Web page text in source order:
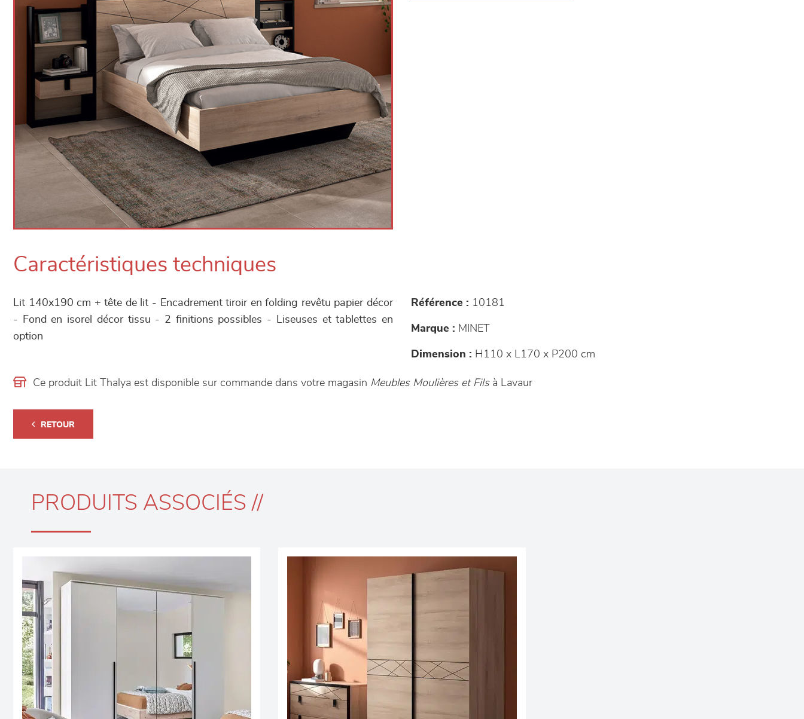
Caractéristiques techniques
Lit 140x190 cm + tête de lit - Encadrement tiroir en folding revêtu papier décor
- Fond en isorel décor tissu - 2 finitions possibles - Liseuses et tablettes en
option
Référence : 10181
Marque : MINET
Dimension : H110 x L170 x P200 cm
Ce produit Lit Thalya est disponible sur commande dans votre magasin Meubles Moulières et Filsà Lavaur
RETOUR
PRODUITS ASSOCIÉS //